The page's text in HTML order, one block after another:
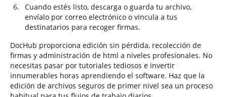
Cuando estés listo, descarga o guarda tu archivo,
envíalo por correo electrónico o vincula a tus
destinatarios para recoger firmas.
DocHub proporciona edición sin pérdida, recolección de
firmas y administración de html a niveles profesionales. No
necesitas pasar por tutoriales tediosos e invertir
innumerables horas aprendiendo el software. Haz que la
edición de archivos seguros de primer nivel sea un proceso